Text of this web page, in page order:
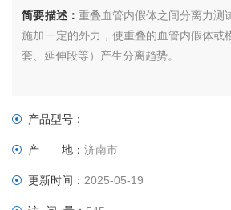
简要描述： 重叠血管内假体之间分离力测
施加一定的外力，使重叠的血管内假体或
套、延伸段等）产生分离趋势。
产品型号：
产 地：济南市
更新时间：2025-05-19